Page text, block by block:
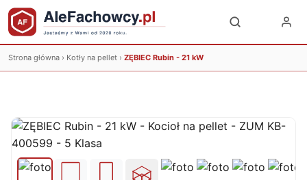
Strona główna › Kotły na pellet › ZĘBIEC Rubin - 21 kW